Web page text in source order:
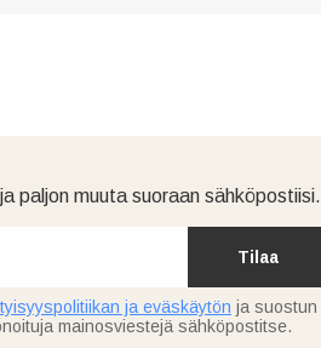
paljon muuta suoraan sähköpostiisi.
Tilaa
ja eväskäytön ja suostun
mainosviestejä sähköpostitse.